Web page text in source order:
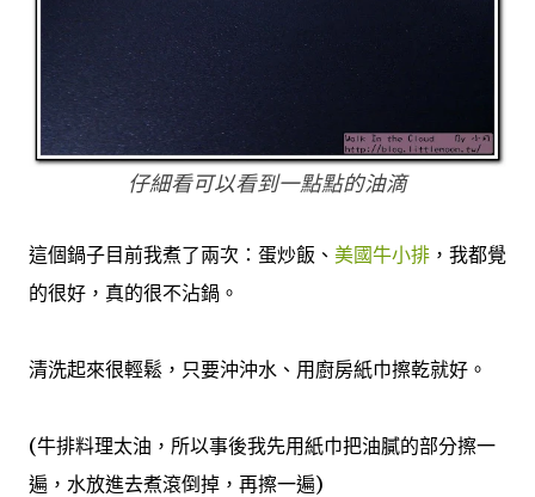
仔細看可以看到一點點的油滴
這個鍋子目前我煮了兩次：蛋炒飯、 美國牛小排 ，我都覺
的很好，真的很不沾鍋。
清洗起來很輕鬆，只要沖沖水、用廚房紙巾擦乾就好。
(牛排料理太油，所以事後我先用紙巾把油膩的部分擦一
遍，水放進去煮滾倒掉，再擦一遍)